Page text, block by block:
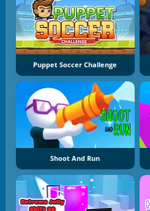
Puppet Soccer Challenge
Shoot And Run